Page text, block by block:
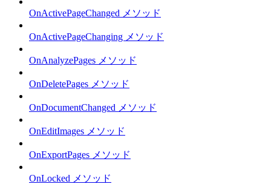
OnActivePageChanged メソッド
OnActivePageChanging メソッド
OnAnalyzePages メソッド
OnDeletePages メソッド
OnDocumentChanged メソッド
OnEditImages メソッド
OnExportPages メソッド
OnLocked メソッド